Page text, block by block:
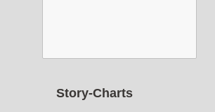
Story-Charts